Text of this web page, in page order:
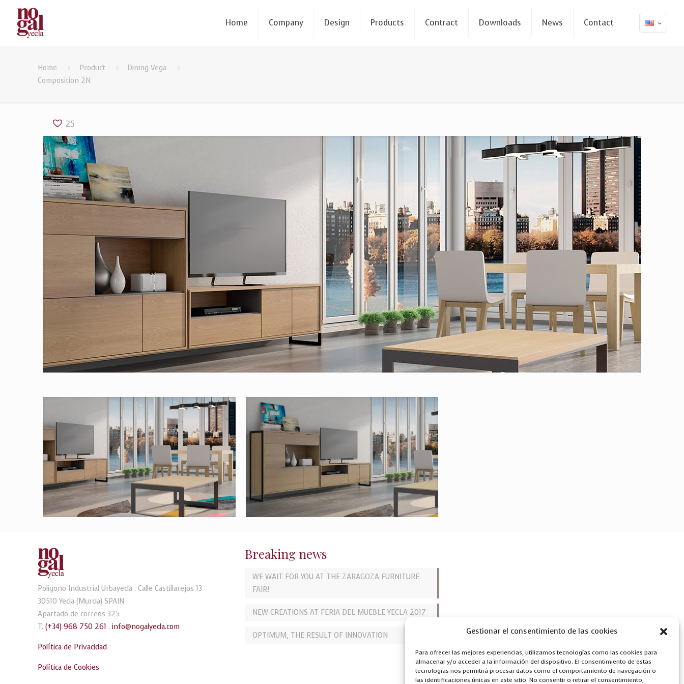
Gestionar el consentimiento de las cookies
Para ofrecer las mejores experiencias, utilizamos tecnologías como las cookies para
almacenar y/o acceder a la información del dispositivo. El consentimiento de estas
tecnologías nos permitirá procesar datos como el comportamiento de navegación o
las identificaciones únicas en este sitio. No consentir o retirar el consentimiento,
Home Company Design Products Contract Downloads News Contact
Home Product
Dining Vega
Composition 2N
25
Poligono Industrial Urbayecla . Calle Castillarejos 13
30510 Yecla (Murcia) SPAIN
Apartado de correos 325
T.(+34) 968 750 261 .info@nogalyecla.com
Política de Privacidad
Política de Cookies
Breaking news
WE WAIT FOR YOU AT THE ZARAGOZA FURNITURE
FAIR!
NEW CREATIONS AT FERIA DEL MUEBLE YECLA 2017
OPTIMUM, THE RESULT OF INNOVATION